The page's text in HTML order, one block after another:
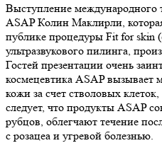
Выступление международного
ASAP Колин Маклирли,
публике процедуры Fit for skin
ультразвукового пилинга,
Гостей презентации очень
космецевтика ASAP вызывает
кожи за счет стволовых
следует, что продукты ASAP
рубцов, облегчают течение
с розацеа и угревой болезнью.